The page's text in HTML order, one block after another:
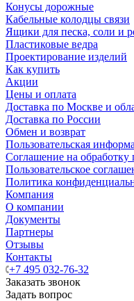
Конусы дорожные
Кабельные колодцы связи
Ящики для песка, соли и
Пластиковые ведра
Проектирование изделий
Как купить
Акции
Цены и оплата
Доставка по Москве и
Доставка по России
Обмен и возврат
Пользовательская
Соглашение на
Пользовательское
Политика
Компания
О компании
Документы
Партнеры
Отзывы
Контакты
+7 495 032-76-32
Заказать звонок
Задать вопрос